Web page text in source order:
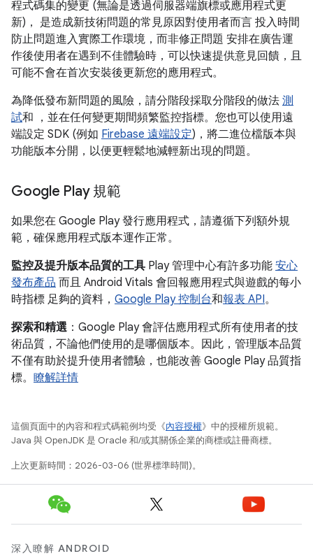
程式碼集的變更 (無論是透過伺服器端旗標或應用程式更
新)， 是造成新技術問題的常見原因對使用者而言 投入時間
防止問題進入實際工作環境，而非修正問題 安排在廣告運
作後使用者在遇到不佳體驗時，可以快速提供意見回饋，且
可能不會在首次安裝後更新您的應用程式。
為降低發布新問題的風險，請分階段採取分階段的做法 測
試和 ，並在任何變更期間頻繁監控指標。您也可以使用遠
端設定 SDK (例如 Firebase 遠端設定)，將二進位檔版本與
功能版本分開，以便更輕鬆地減輕新出現的問題。
Google Play 規範
如果您在 Google Play 發行應用程式，請遵循下列額外規
範，確保應用程式版本運作正常。
監控及提升版本品質的工具 Play 管理中心有許多功能 安心
發布產品 而且 Android Vitals 會回報應用程式與遊戲的每小
時指標 足夠的資料， Google Play 控制台和報表 API。
探索和精選 ：Google Play 會評估應用程式所有使用者的技
術品質，不論他們使用的是哪個版本。因此，管理版本品質
不僅有助於提升使用者體驗，也能改善 Google Play 品質指
標。 瞭解詳情
這個頁面中的內容和程式碼範例均受《內容授權》中的授權所規範。
Java 與 OpenJDK 是 Oracle 和/或其關係企業的商標或註冊商標。
上次更新時間：2026-03-06 (世界標準時間)。
深入瞭解 ANDROID